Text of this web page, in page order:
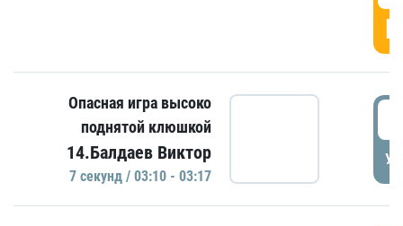
Опасная игра высоко
поднятой клюшкой
14.Балдаев Виктор
7 секунд / 03:10 - 03:17